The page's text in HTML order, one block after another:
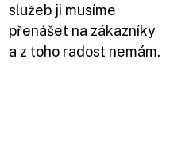
služeb ji musíme
přenášet na zákazníky
a z toho radost nemám.